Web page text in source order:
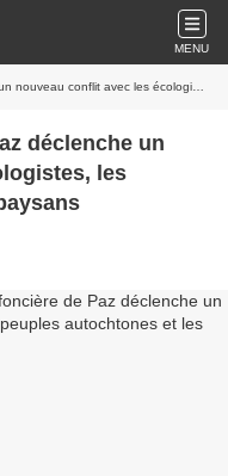
MENU
écologistes, les peuples autochtones et les paysans
déclenche un
les